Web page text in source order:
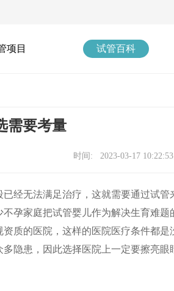
项目 试管百科
需要考量
时间: 2023-03-17 10:22:53
经无法满足治疗，这就需要通过试管
孕家庭把试管婴儿作为解决生育难题
质的医院，这样的医院医疗条件都是
隐患，因此选择医院上一定要擦亮眼